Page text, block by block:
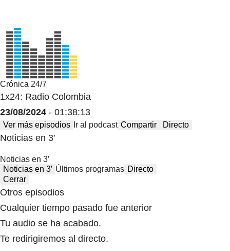
Crónica 24/7
1x24: Radio Colombia
23/08/2024 - 01:38:13
Ver más episodios Ir al podcast Compartir Directo
Noticias en 3′
Noticias en 3′
Noticias en 3′ Últimos programas Directo
Cerrar
Otros episodios
Cualquier tiempo pasado fue anterior
Tu audio se ha acabado.
Te redirigiremos al directo.